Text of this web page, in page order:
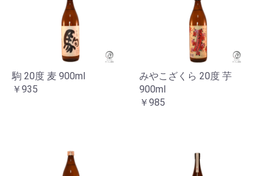
駒 20度 麦 900ml
￥935
みやこざくら 20度 芋
900ml
￥985